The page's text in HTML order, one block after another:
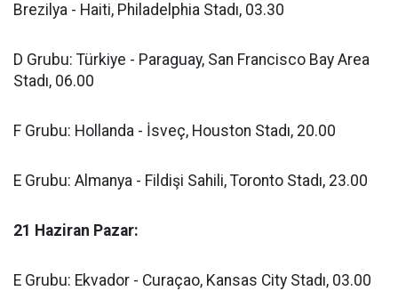
Brezilya - Haiti, Philadelphia Stadı, 03.30
D Grubu: Türkiye - Paraguay, San Francisco Bay Area
Stadı, 06.00
F Grubu: Hollanda - İsveç, Houston Stadı, 20.00
E Grubu: Almanya - Fildişi Sahili, Toronto Stadı, 23.00
21 Haziran Pazar:
E Grubu: Ekvador - Curaçao, Kansas City Stadı, 03.00